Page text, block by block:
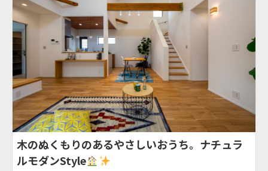
木のぬくもりのあるやさしいおうち。ナチュラ
ルモダンStyle